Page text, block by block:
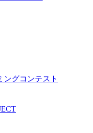
ングコンテスト